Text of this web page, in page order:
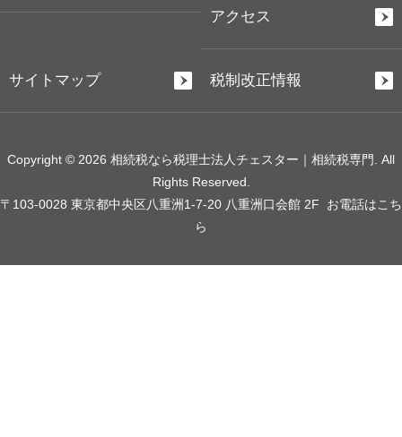
アクセス
サイトマップ 税制改正情報
Copyright © 2026 相続税なら税理士法人チェスター｜相続税専門. All
Rights Reserved.
〒103-0028 東京都中央区八重洲1-7-20 八重洲口会館 2F お電話はこち
ら